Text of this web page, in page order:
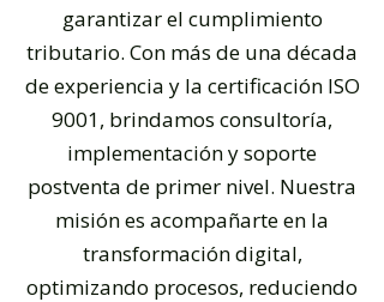
garantizar el cumplimiento
tributario. Con más de una década
de experiencia y la certificación ISO
9001, brindamos consultoría,
implementación y soporte
postventa de primer nivel. Nuestra
misión es acompañarte en la
transformación digital,
optimizando procesos, reduciendo